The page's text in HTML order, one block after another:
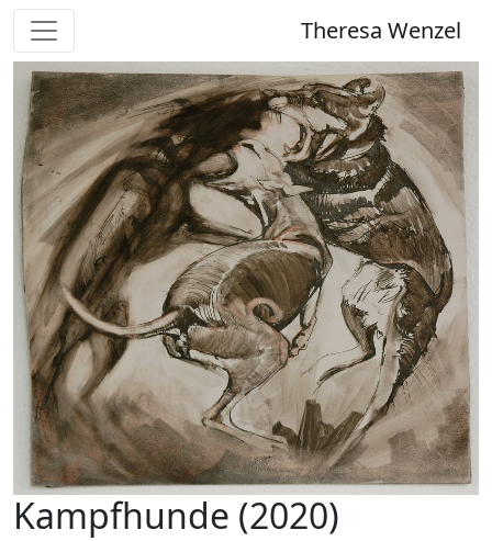
Theresa Wenzel
Kampfhunde (2020)